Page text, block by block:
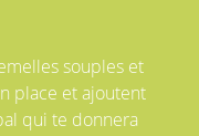
souples et
place et ajoutent
qui te donnera